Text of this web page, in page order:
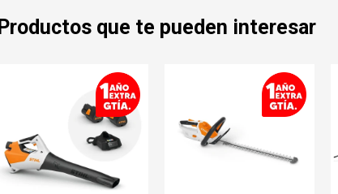
Productos que te pueden interesar